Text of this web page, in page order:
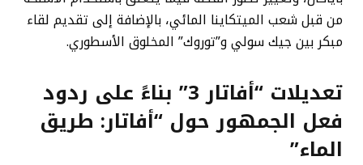
من قبل شعب الميتكاينا المائي، بالإضافة إلى تقديم لقاء
مبكر بين جيك سولي و”توروك” المخلوق الأسطوري.
تعديلات “أفاتار 3” بناءً على ردود
فعل الجمهور حول “أفاتار: طريق
الماء”